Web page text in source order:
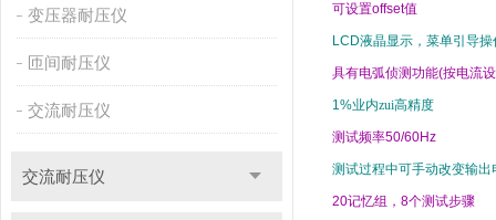
变压器耐压仪
匝间耐压仪
交流耐压仪
交流耐压仪
可设置offset值
LCD液晶显示，菜单引导操
具有电弧侦测功能(按电流
1%业内zui高精度
测试频率50/60Hz
测试过程中可手动改变输出
20记忆组， 8个测试步骤